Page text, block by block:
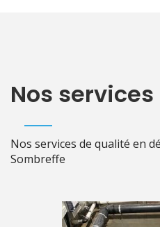
Nos
Nos services de qualité en
Sombreffe